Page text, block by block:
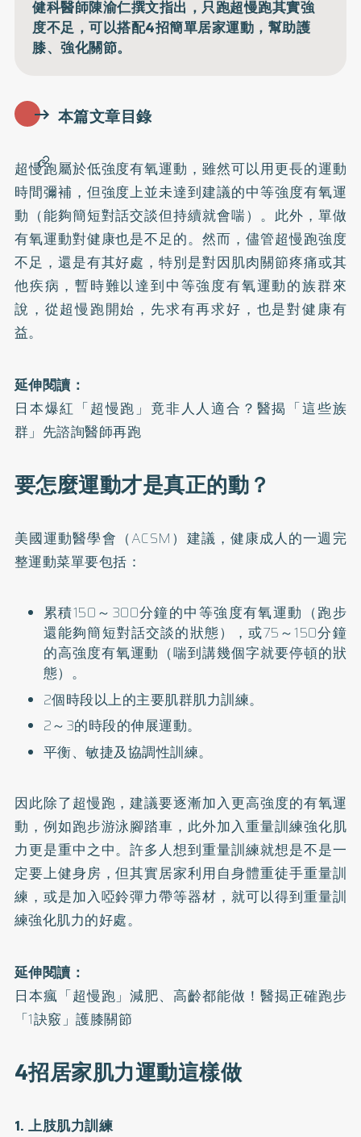
健科醫師陳渝仁撰文指出，只跑超慢跑其實強
度不足，可以搭配4招簡單居家運動，幫助護
膝、強化關節。
本篇文章目錄
超慢跑屬於低強度有氧運動，雖然可以用更長的運動
時間彌補，但強度上並未達到建議的中等強度有氧運
動（能夠簡短對話交談但持續就會喘）。此外，單做
有氧運動對健康也是不足的。然而，儘管超慢跑強度
不足，還是有其好處，特別是對因肌肉關節疼痛或其
他疾病，暫時難以達到中等強度有氧運動的族群來
說，從超慢跑開始，先求有再求好，也是對健康有
益。
延伸閱讀：
日本爆紅「超慢跑」竟非人人適合？醫揭「這些族
群」先諮詢醫師再跑
要怎麼運動才是真正的動？
美國運動醫學會（ACSM）建議，健康成人的一週完
整運動菜單要包括：
累積150～300分鐘的中等強度有氧運動（跑步
還能夠簡短對話交談的狀態），或75～150分鐘
的高強度有氧運動（喘到講幾個字就要停頓的狀
態）。
2個時段以上的主要肌群肌力訓練。
2～3的時段的伸展運動。
平衡、敏捷及協調性訓練。
因此除了超慢跑，建議要逐漸加入更高強度的有氧運
動，例如跑步游泳腳踏車，此外加入重量訓練強化肌
力更是重中之中。許多人想到重量訓練就想是不是一
定要上健身房，但其實居家利用自身體重徒手重量訓
練，或是加入啞鈴彈力帶等器材，就可以得到重量訓
練強化肌力的好處。
延伸閱讀：
日本瘋「超慢跑」減肥、高齡都能做！醫揭正確跑步
「1訣竅」護膝關節
4招居家肌力運動這樣做
1. 上肢肌力訓練